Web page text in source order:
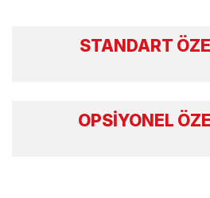
STANDART
OPSİYONEL